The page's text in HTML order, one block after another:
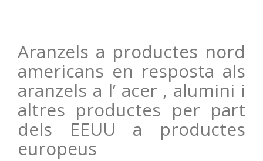
Aranzels a productes nord
americans en resposta als
aranzels a l’ acer , alumini i
altres productes per part
dels EEUU a productes
europeus